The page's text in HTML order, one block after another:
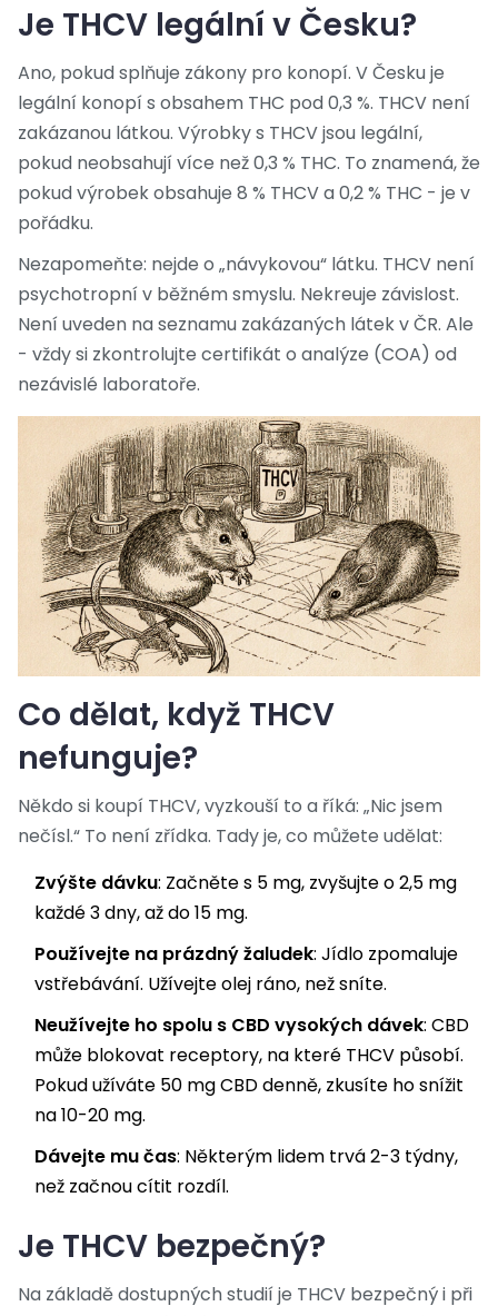
Je THCV legální v Česku?
Ano, pokud splňuje zákony pro konopí. V Česku je
legální konopí s obsahem THC pod 0,3 %. THCV není
zakázanou látkou. Výrobky s THCV jsou legální,
pokud neobsahují více než 0,3 % THC. To znamená, že
pokud výrobek obsahuje 8 % THCV a 0,2 % THC - je v
pořádku.
Nezapomeňte: nejde o „návykovou“ látku. THCV není
psychotropní v běžném smyslu. Nekreuje závislost.
Není uveden na seznamu zakázaných látek v ČR. Ale
- vždy si zkontrolujte certifikát o analýze (COA) od
nezávislé laboratoře.
Co dělat, když THCV
nefunguje?
Někdo si koupí THCV, vyzkouší to a říká: „Nic jsem
nečísl.“ To není zřídka. Tady je, co můžete udělat:
Zvýšte dávku: Začněte s 5 mg, zvyšujte o 2,5 mg
každé 3 dny, až do 15 mg.
Používejte na prázdný žaludek: Jídlo zpomaluje
vstřebávání. Užívejte olej ráno, než sníte.
Neužívejte ho spolu s CBD vysokých dávek: CBD
může blokovat receptory, na které THCV působí.
Pokud užíváte 50 mg CBD denně, zkusíte ho snížit
na 10-20 mg.
Dávejte mu čas: Některým lidem trvá 2-3 týdny,
než začnou cítit rozdíl.
Je THCV bezpečný?
Na základě dostupných studií je THCV bezpečný i při